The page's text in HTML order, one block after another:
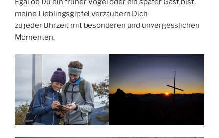
Egal ob Du ein früher Vogel oder ein später Gast bist,
meine Lieblingsgipfel verzaubern Dich
zu jeder Uhrzeit mit besonderen und unvergesslichen
Momenten.